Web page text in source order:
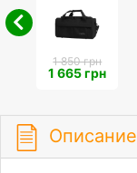
1 850 грн
1 665 грн
Описание